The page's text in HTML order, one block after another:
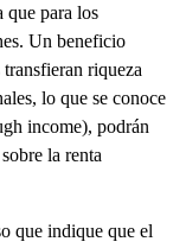
que para los
Un beneficio
riqueza
lo que se conoce
income), podrán
la renta
que indique que el